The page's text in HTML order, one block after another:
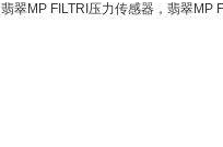
翠MP FILTRI压力传感器，翡翠MP